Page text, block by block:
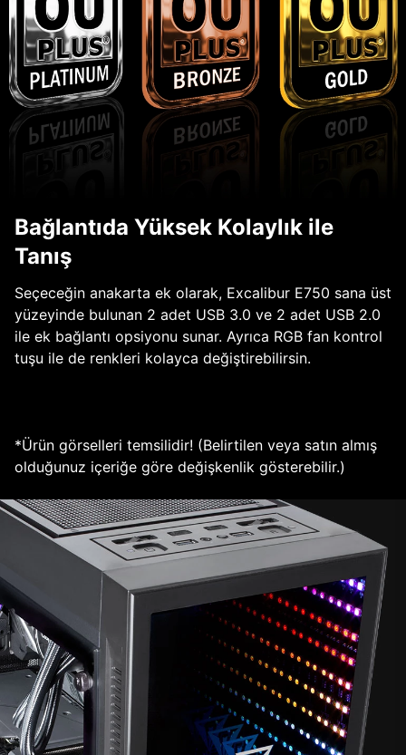
Bağlantıda Yüksek Kolaylık ile
Tanış
Seçeceğin anakarta ek olarak, Excalibur E750 sana üst
yüzeyinde bulunan 2 adet USB 3.0 ve 2 adet USB 2.0
ile ek bağlantı opsiyonu sunar. Ayrıca RGB fan kontrol
tuşu ile de renkleri kolayca değiştirebilirsin.
*Ürün görselleri temsilidir! (Belirtilen veya satın almış
olduğunuz içeriğe göre değişkenlik gösterebilir.)